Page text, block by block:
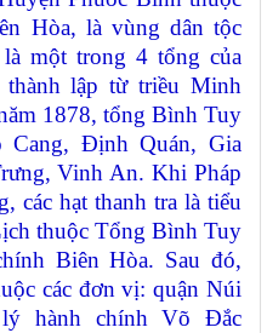
Hòa, là vùng dân tộc
một trong 4 tổng của
lập từ triều Minh
1878, tổng Bình Tuy
Định Quán, Gia
Vinh An. Khi Pháp
các hạt thanh tra là tiểu
thuộc Tổng Bình Tuy
Biên Hòa. Sau đó,
các đơn vị: quận Núi
hành chính Võ Đắc